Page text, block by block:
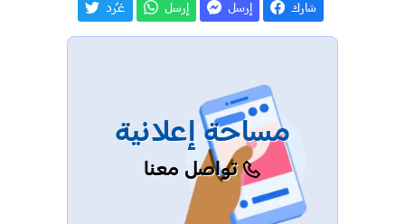
شارك إرسل إرسل غـّرد
مساحة إعلانية
تواصل معنا